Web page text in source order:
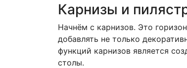
Карнизы и
Начнём с карнизов. Это
добавлять не только
функций карнизов является
столы.